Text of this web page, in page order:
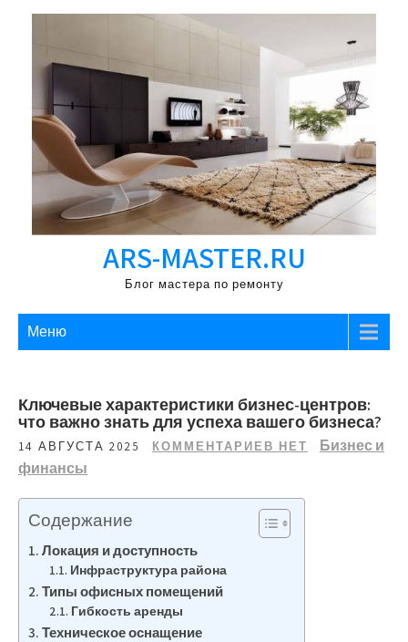
Перейти
ARS-MASTER.RU
Блог мастера по ремонту
Меню
Ключевые характеристики бизнес-центров:
что важно знать для успеха вашего бизнеса?
14 АВГУСТА 2025 КОММЕНТАРИЕВ НЕТ
Бизнес и
финансы
Содержание
Локация и доступность
Инфраструктура района
Типы офисных помещений
Гибкость аренды
Техническое оснащение